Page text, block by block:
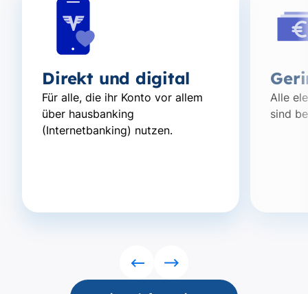
Direkt und digital
Für alle, die ihr Konto vor allem
über hausbanking
(Internetbanking) nutzen.
Alle
sind
RückwärtsVorwärts